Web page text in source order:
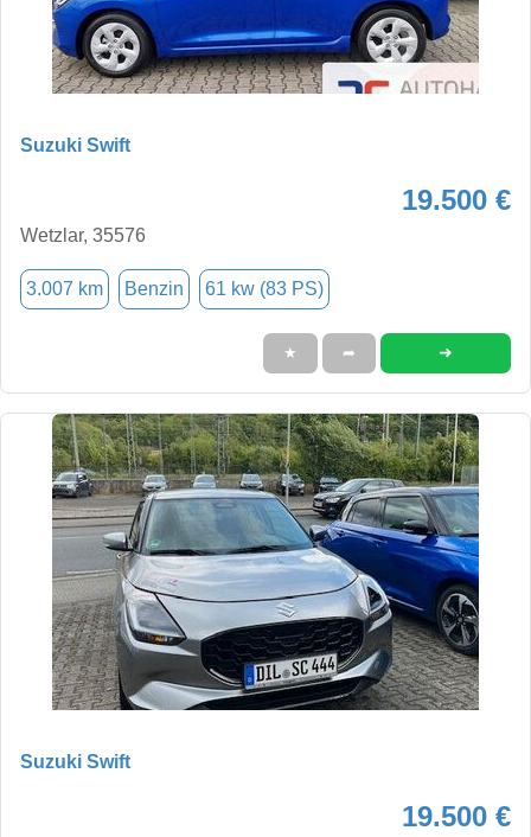
Suzuki Swift
19.500 €
Wetzlar, 35576
3.007 km Benzin 61 kw (83 PS)
★ ➦ ➜
Suzuki Swift
19.500 €